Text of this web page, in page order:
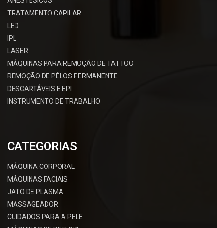
TRATAMENTO CAPILAR
LED
IPL
LASER
MÁQUINAS PARA REMOÇÃO DE TATTOO
REMOÇÃO DE PÊLOS PERMANENTE
DESCARTÁVEIS E EPI
INSTRUMENTO DE TRABALHO
CATEGORIAS
MÁQUINA CORPORAL
MÁQUINAS FACIAIS
JATO DE PLASMA
MASSAGEADOR
CUIDADOS PARA A PELE